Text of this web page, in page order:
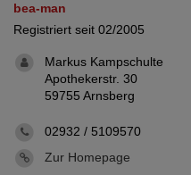
bea-man
Registriert seit 02/2005
Markus Kampschulte
Apothekerstr. 30
59755 Arnsberg
02932 / 5109570
Zur Homepage